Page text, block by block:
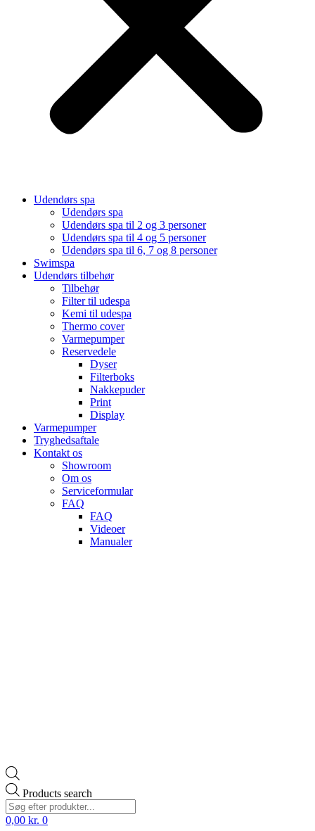
Udendørs spa
Udendørs spa
Udendørs spa til 2 og 3 personer
Udendørs spa til 4 og 5 personer
Udendørs spa til 6, 7 og 8 personer
Swimspa
Udendørs tilbehør
Tilbehør
Filter til udespa
Kemi til udespa
Thermo cover
Varmepumper
Reservedele
Dyser
Filterboks
Nakkepuder
Print
Display
Varmepumper
Tryghedsaftale
Kontakt os
Showroom
Om os
Serviceformular
FAQ
FAQ
Videoer
Manualer
Products search
0,00 kr. 0